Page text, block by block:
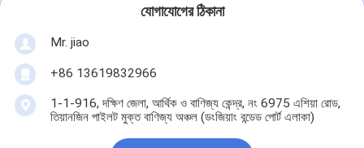
যোগাযোগের ঠিকানা
Mr. jiao
+86 13619832966
1-1-916, দক্ষিণ জেলা, আর্থিক ও বাণিজ্য কেন্দ্র, নং 6975 এশিয়া রোড,
তিয়ানজিন পাইলট মুক্ত বাণিজ্য অঞ্চল (ডংজিয়াং বন্ডেড পোর্ট এলাকা)